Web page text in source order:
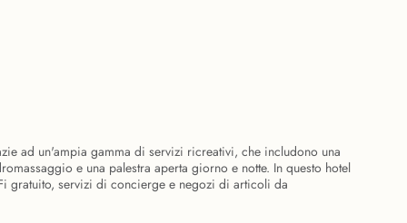
ad un'ampia gamma di servizi ricreativi, che includono una
e una palestra aperta giorno e notte. In questo hotel
gratuito, servizi di concierge e negozi di articoli da